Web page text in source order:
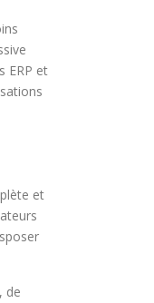
ERP et
et
de